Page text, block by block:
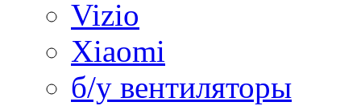
Vizio
Xiaomi
б/у вентиляторы